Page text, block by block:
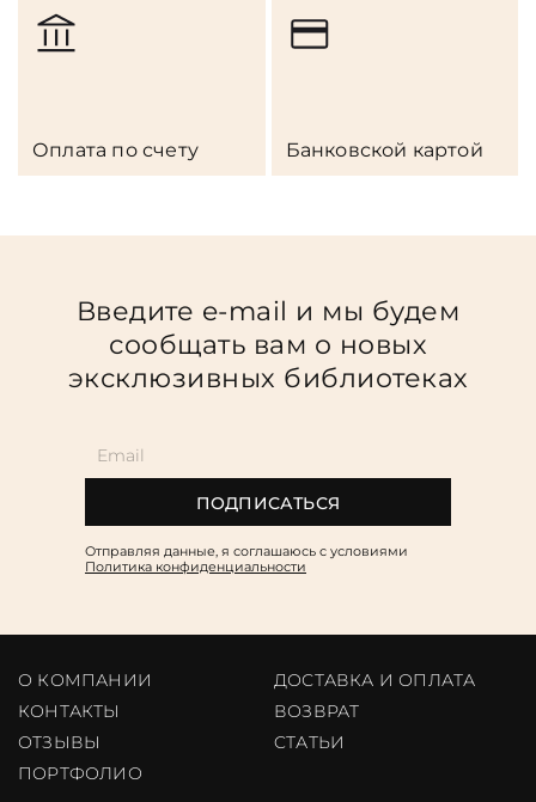
Оплата по счету Банковской картой
Введите e-mail и мы будем
сообщать вам о новых
эксклюзивных библиотеках
ПОДПИСАТЬСЯ
Отправляя данные, я соглашаюсь c условиями
Политика конфиденциальности
О КОМПАНИИ
ДОСТАВКА И ОПЛАТА
КОНТАКТЫ
ВОЗВРАТ
ОТЗЫВЫ
CТАТЬИ
ПОРТФОЛИО